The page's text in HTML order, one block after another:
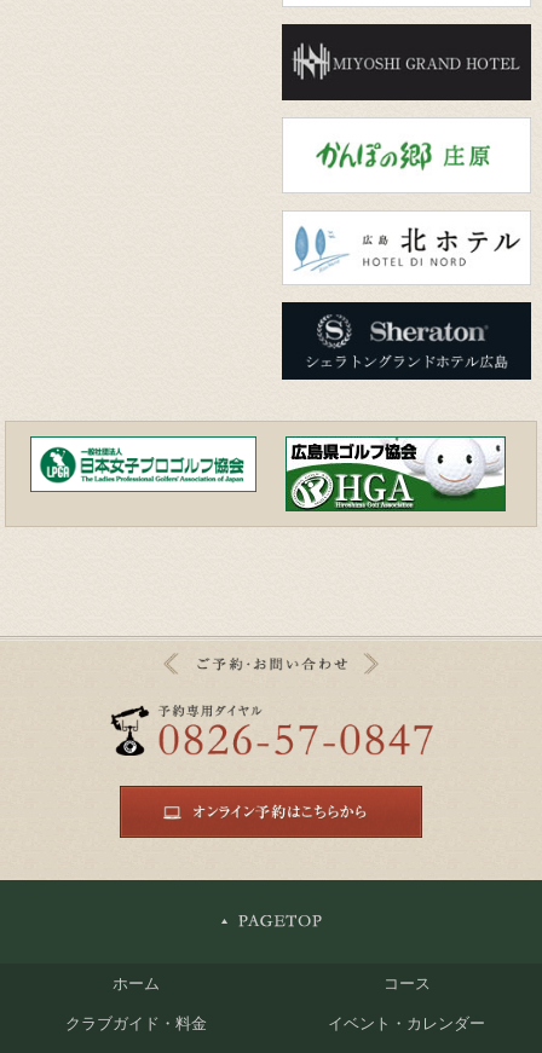
ホーム コース
クラブガイド・料金 イベント・カレンダー